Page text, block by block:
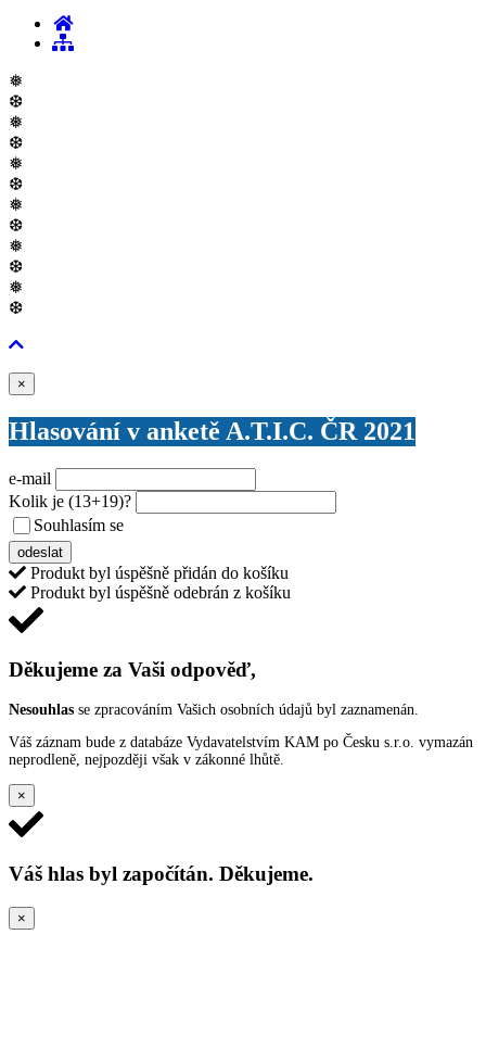
❅
❆
❅
❆
❅
❆
❅
❆
❅
❆
❅
❆
×
Hlasování v anketě A.T.I.C. ČR 2021
e-mail
Kolik je (13+19)?
Souhlasím se
odeslat
Produkt byl úspěšně přidán do košíku
Produkt byl úspěšně odebrán z košíku
Děkujeme za Vaši odpověď,
Nesouhlas se zpracováním Vašich osobních údajů byl zaznamenán.
Váš záznam bude z databáze Vydavatelstvím KAM po Česku s.r.o. vymazán
neprodleně, nejpozději však v zákonné lhůtě.
×
Váš hlas byl započítán. Děkujeme.
×